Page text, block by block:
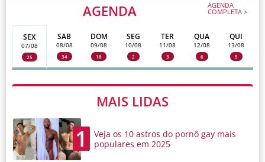
AGENDA AGENDA
COMPLETA >
SEX
07/08
25
SAB
08/08
34
DOM
09/08
18
SEG
10/08
2
TER
11/08
3
QUA
12/08
6
QUI
13/08
5
MAIS LIDAS
1
Veja os 10 astros do pornô gay mais
populares em 2025